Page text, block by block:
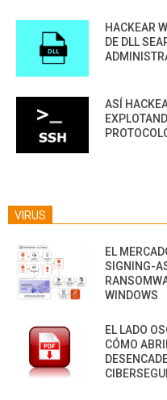
HACKEAR
DE DLL
ASÍ
VIRUS
EL
SIGNING-
WINDOWS
EL LADO
CÓMO